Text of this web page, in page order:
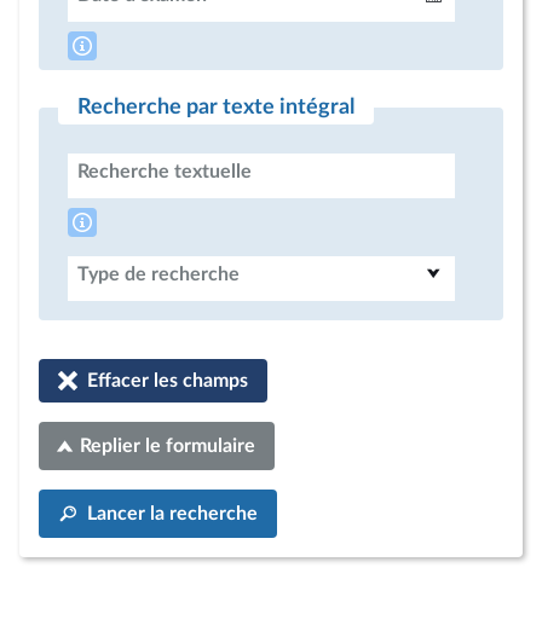
Recherche par texte intégral
Recherche textuelle
Type de recherche
Effacer les champs
Replier le formulaire
Lancer la recherche